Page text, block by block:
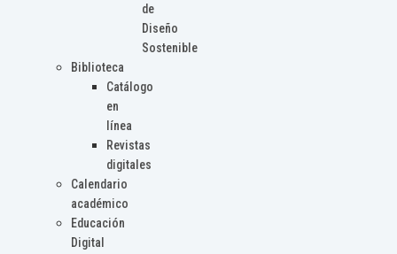
de
Diseño
Sostenible
Biblioteca
Catálogo
en
línea
Revistas
digitales
Calendario
académico
Educación
Digital